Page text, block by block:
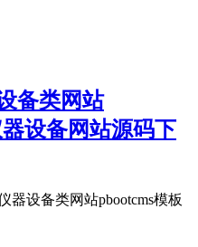
备类网站
设备网站源码下
器设备类网站pbootcms模板